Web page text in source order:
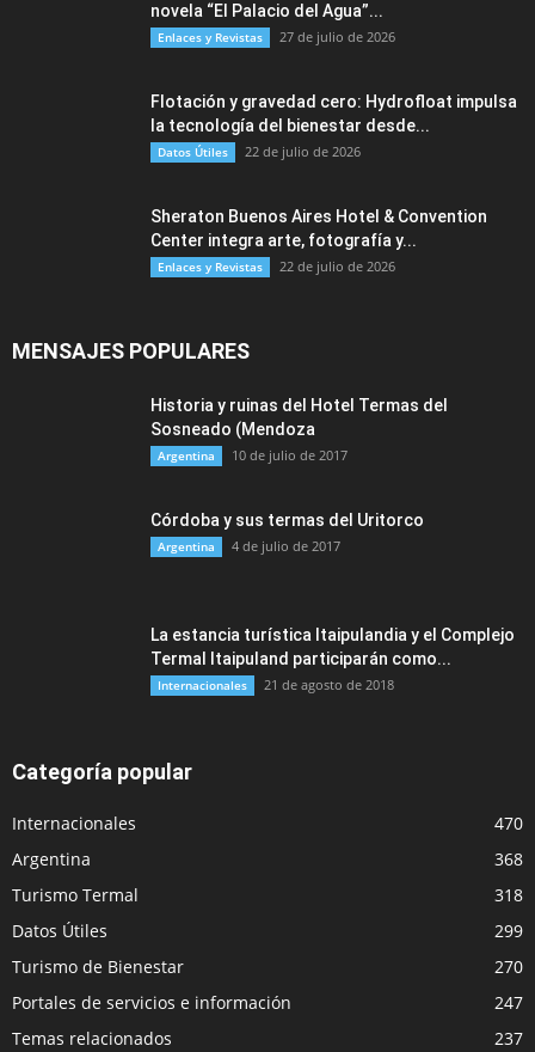
novela “El Palacio del Agua”...
Enlaces y Revistas 27 de julio de 2026
Flotación y gravedad cero: Hydrofloat impulsa
la tecnología del bienestar desde...
Datos Útiles 22 de julio de 2026
Sheraton Buenos Aires Hotel & Convention
Center integra arte, fotografía y...
Enlaces y Revistas 22 de julio de 2026
MENSAJES POPULARES
Historia y ruinas del Hotel Termas del
Sosneado (Mendoza
Argentina 10 de julio de 2017
Córdoba y sus termas del Uritorco
Argentina 4 de julio de 2017
La estancia turística Itaipulandia y el Complejo
Termal Itaipuland participarán como...
Internacionales 21 de agosto de 2018
Categoría popular
Internacionales
470
Argentina
368
Turismo Termal
318
Datos Útiles
299
Turismo de Bienestar
270
Portales de servicios e información
247
Temas relacionados
237